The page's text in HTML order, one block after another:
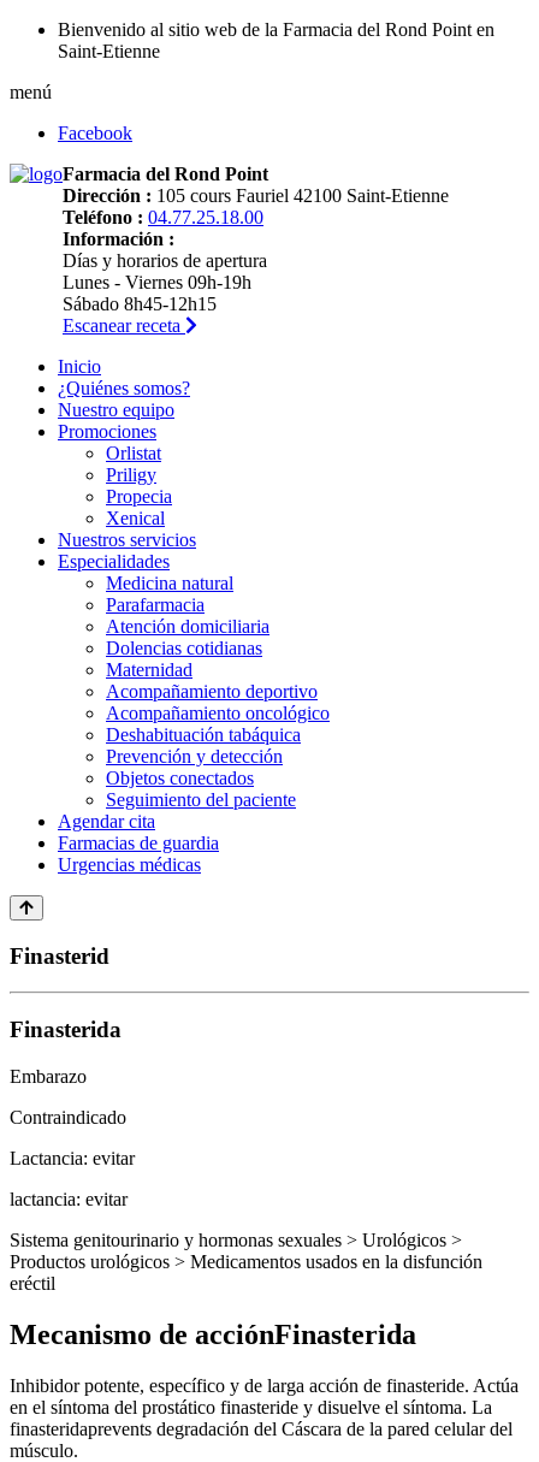
Bienvenido al sitio web de la Farmacia del Rond Point en
Saint-Etienne
menú
Facebook
Farmacia del Rond Point
Dirección : 105 cours Fauriel 42100 Saint-Etienne
Teléfono : 04.77.25.18.00
Información :
Días y horarios de apertura
Lunes - Viernes 09h-19h
Sábado 8h45-12h15
Escanear receta
Inicio
¿Quiénes somos?
Nuestro equipo
Promociones
Orlistat
Priligy
Propecia
Xenical
Nuestros servicios
Especialidades
Medicina natural
Parafarmacia
Atención domiciliaria
Dolencias cotidianas
Maternidad
Acompañamiento deportivo
Acompañamiento oncológico
Deshabituación tabáquica
Prevención y detección
Objetos conectados
Seguimiento del paciente
Agendar cita
Farmacias de guardia
Urgencias médicas
Finasterid
Finasterida
Embarazo
Contraindicado
Lactancia: evitar
lactancia: evitar
Sistema genitourinario y hormonas sexuales > Urológicos >
Productos urológicos > Medicamentos usados en la disfunción
eréctil
Mecanismo de acciónFinasterida
Inhibidor potente, específico y de larga acción de finasteride. Actúa
en el síntoma del prostático finasteride y disuelve el síntoma. La
finasteridaprevents degradación del Cáscara de la pared celular del
músculo.